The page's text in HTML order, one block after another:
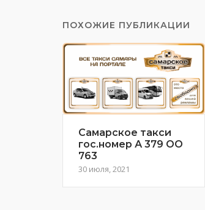
ПОХОЖИЕ ПУБЛИКАЦИИ
Самарское такси
гос.номер А 379 ОО
763
30 июля, 2021